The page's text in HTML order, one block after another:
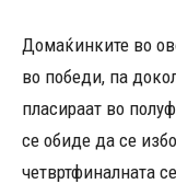
Домаќинките во
во победи, па
пласираат во
се обиде да се
четвртфиналната